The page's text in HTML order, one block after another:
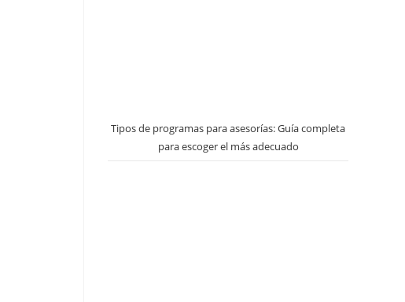
Tipos de programas para asesorías: Guía completa
para escoger el más adecuado